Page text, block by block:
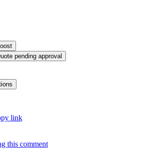
pending approval
link
this comment